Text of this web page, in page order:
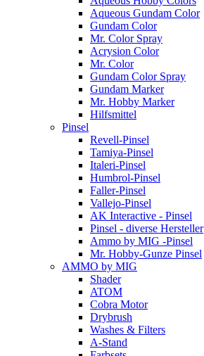
Aqueous Gundam Color
Gundam Color
Mr. Color Spray
Acrysion Color
Mr. Color
Gundam Color Spray
Gundam Marker
Mr. Hobby Marker
Hilfsmittel
Pinsel
Revell-Pinsel
Tamiya-Pinsel
Italeri-Pinsel
Humbrol-Pinsel
Faller-Pinsel
Vallejo-Pinsel
AK Interactive - Pinsel
Pinsel - diverse Hersteller
Ammo by MIG -Pinsel
Mr. Hobby-Gunze Pinsel
AMMO by MIG
Shader
ATOM
Cobra Motor
Drybrush
Washes & Filters
A-Stand